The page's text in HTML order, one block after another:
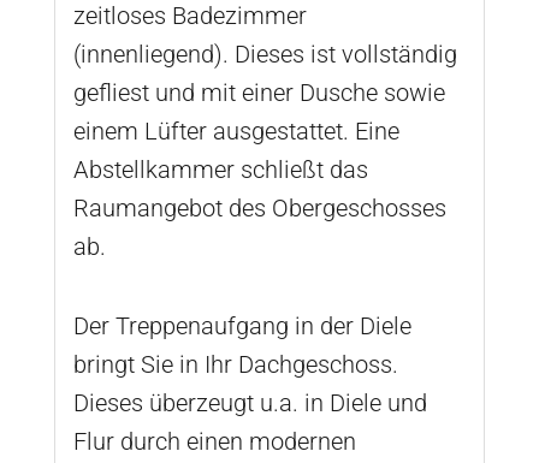
zeitloses Badezimmer
(innenliegend). Dieses ist vollständig
gefliest und mit einer Dusche sowie
einem Lüfter ausgestattet. Eine
Abstellkammer schließt das
Raumangebot des Obergeschosses
ab.
Der Treppenaufgang in der Diele
bringt Sie in Ihr Dachgeschoss.
Dieses überzeugt u.a. in Diele und
Flur durch einen modernen